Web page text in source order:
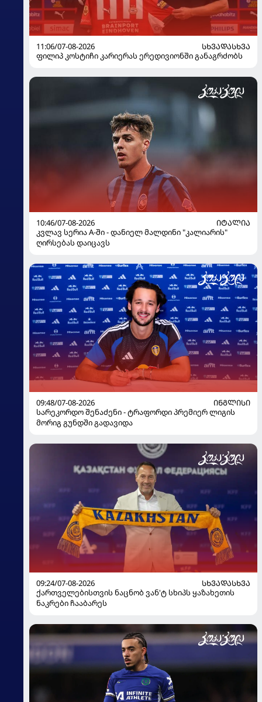
11:06/07-08-2026
ᲡᲮᲕᲐᲓᲐᲡᲮᲕᲐ
ფილიპ კოსტიჩი კარიერას ერედივიონში განაგრძობს
10:46/07-08-2026
ᲘᲢᲐᲚᲘᲐ
კვლავ სერია A-ში - დანიელ მალდინი "კალიარის"
ღირსებას დაიცავს
09:48/07-08-2026
ᲘᲜᲒᲚᲘᲡᲘ
სარეკორდო შენაძენი - ტრაფორდი პრემიერ ლიგის
მორიგ გუნდში გადავიდა
09:24/07-08-2026
ᲡᲮᲕᲐᲓᲐᲡᲮᲕᲐ
ქართველებისთვის ნაცნობ ვან'ტ სხიპს ყაზახეთის
ნაკრები ჩააბარეს